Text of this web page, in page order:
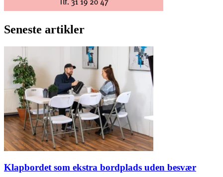
Seneste artikler
Klapbordet som ekstra bordplads uden besvær